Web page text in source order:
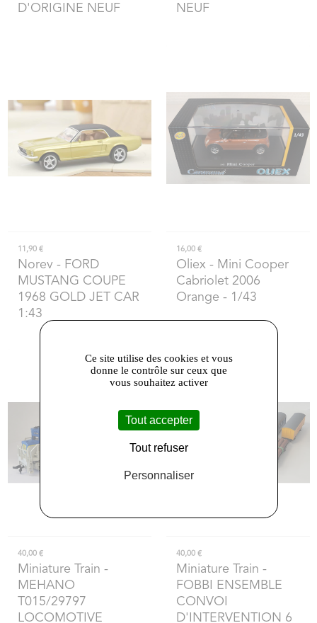
D'ORIGINE NEUF
NEUF
11,90 €
Norev- FORD
MUSTANG COUPE
1968 GOLD JET CAR
1:43
16,00 €
Oliex- Mini Cooper
Cabriolet 2006
Orange - 1/43
40,00 €
Miniature Train -
MEHANO
T015/29797
LOCOMOTIVE
40,00 €
Miniature Train -
FOBBI ENSEMBLE
CONVOI
D'INTERVENTION 6
Ce site utilise des cookies et vous
donne le contrôle sur ceux que
vous souhaitez activer
Tout accepter
Tout refuser
Personnaliser